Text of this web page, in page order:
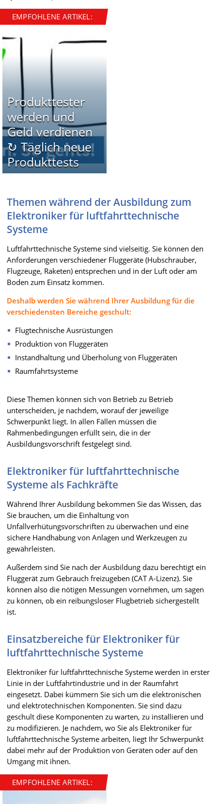
EMPFOHLENE ARTIKEL:
Produkttester
werden und
Geld verdienen
↻ Täglich neue
Produkttests
Themen während der Ausbildung zum
Elektroniker für luftfahrttechnische
Systeme
Luftfahrttechnische Systeme sind vielseitig. Sie können den
Anforderungen verschiedener Fluggeräte (Hubschrauber,
Flugzeuge, Raketen) entsprechen und in der Luft oder am
Boden zum Einsatz kommen.
Deshalb werden Sie während Ihrer Ausbildung für die
verschiedensten Bereiche geschult:
Flugtechnische Ausrüstungen
Produktion von Fluggeräten
Instandhaltung und Überholung von Fluggeräten
Raumfahrtsysteme
Diese Themen können sich von Betrieb zu Betrieb
unterscheiden, je nachdem, worauf der jeweilige
Schwerpunkt liegt. In allen Fällen müssen die
Rahmenbedingungen erfüllt sein, die in der
Ausbildungsvorschrift festgelegt sind.
Elektroniker für luftfahrttechnische
Systeme als Fachkräfte
Während Ihrer Ausbildung bekommen Sie das Wissen, das
Sie brauchen, um die Einhaltung von
Unfallverhütungsvorschriften zu überwachen und eine
sichere Handhabung von Anlagen und Werkzeugen zu
gewährleisten.
Außerdem sind Sie nach der Ausbildung dazu berechtigt ein
Fluggerät zum Gebrauch freizugeben (CAT A-Lizenz). Sie
können also die nötigen Messungen vornehmen, um sagen
zu können, ob ein reibungsloser Flugbetrieb sichergestellt
ist.
Einsatzbereiche für Elektroniker für
luftfahrttechnische Systeme
Elektroniker für luftfahrttechnische Systeme werden in erster
Linie in der Luftfahrtindustrie und in der Raumfahrt
eingesetzt. Dabei kümmern Sie sich um die elektronischen
und elektrotechnischen Komponenten. Sie sind dazu
geschult diese Komponenten zu warten, zu installieren und
zu modifizieren. Je nachdem, wo Sie als Elektroniker für
luftfahrttechnische Systeme arbeiten, liegt Ihr Schwerpunkt
dabei mehr auf der Produktion von Geräten oder auf den
Umgang mit ihnen.
EMPFOHLENE ARTIKEL: